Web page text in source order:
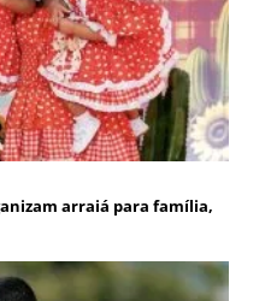
arraiá para família,